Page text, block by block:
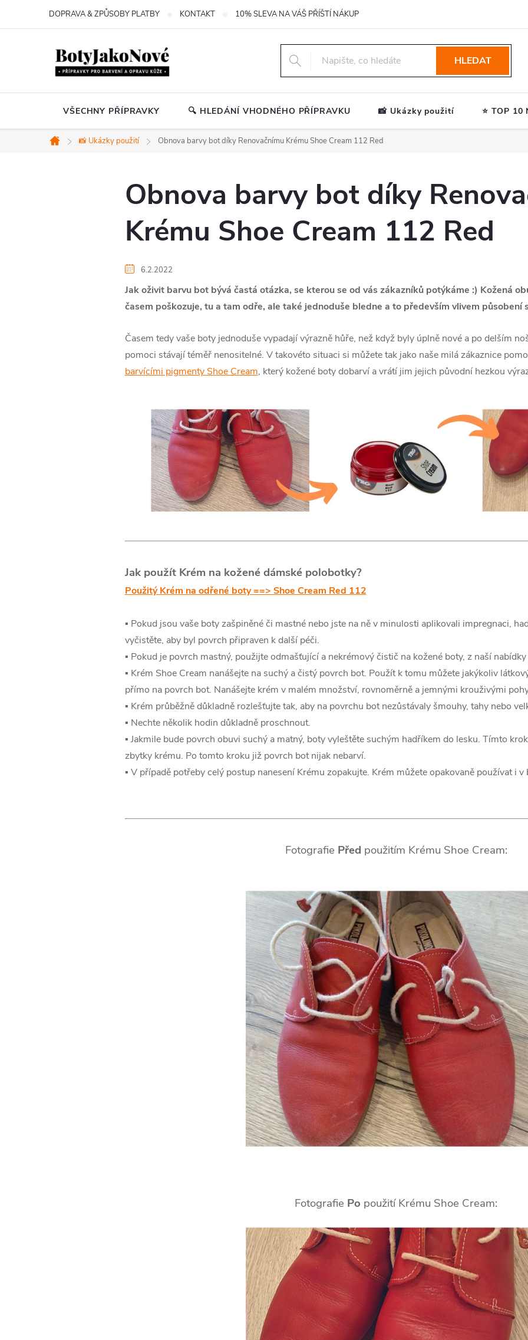
DOPRAVA & ZPŮSOBY PLATBY KONTAKT 10% SLEVA NA VÁŠ PŘÍŠTÍ NÁKUP
HLEDAT
VŠECHNY PŘÍPRAVKY 🔍 HLEDÁNÍ VHODNÉHO PŘÍPRAVKU 📸 Ukázky použití ⭐ TOP
Domů
📸 Ukázky použití Obnova barvy bot díky Renovačnímu Krému Shoe Cream 112 Red
Obnova barvy bot díky
Krému Shoe Cream 112 Red
6.2.2022
Jak oživit barvu bot bývá častá otázka, se kterou se od vás zákazníků potýkáme :) Kožená
časem poškozuje, tu a tam odře, ale také jednoduše bledne a to především vlivem působení
Časem tedy vaše boty jednoduše vypadají výrazně hůře, než když byly úplně nové a po delším
pomoci stávají téměř nenositelné. V takovéto situaci si můžete tak jako naše milá zákaznice
barvícími pigmenty Shoe Cream, který kožené boty dobarví a vrátí jim jejich původní hezkou
Jak použít Krém na kožené dámské polobotky?
Použitý Krém na odřené boty ==> Shoe Cream Red 112
▪️ Pokud jsou vaše boty zašpiněné či mastné nebo jste na ně v minulosti aplikovali impregnaci,
vyčistěte, aby byl povrch připraven k další péči.
▪️ Pokud je povrch mastný, použijte odmašťující a nekrémový čistič na kožené boty, z naší
▪️ Krém Shoe Cream nanášejte na suchý a čistý povrch bot. Použít k tomu můžete jakýkoliv
přímo na povrch bot. Nanášejte krém v malém množství, rovnoměrně a jemnými krouživými
▪️ Krém průběžně důkladně rozlešťujte tak, aby na povrchu bot nezůstávaly šmouhy, tahy nebo
▪️ Nechte několik hodin důkladně proschnout.
▪️ Jakmile bude povrch obuvi suchý a matný, boty vyleštěte suchým hadříkem do lesku. Tímto
zbytky krému. Po tomto kroku již povrch bot nijak nebarví.
▪️ V případě potřeby celý postup nanesení Krému zopakujte. Krém můžete opakovaně používat i v
Fotografie Před použitím Krému Shoe Cream:
Fotografie Po použití Krému Shoe Cream: